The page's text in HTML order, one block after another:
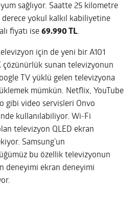
sağlıyor. Saatte 25 kilometre
derece yokul kalkıl kabiliyetine
fiyatı ise69.990 TL.
için de yeni bir A101
çözünürlük sunan televizyonun
TV yüklü gelen televizyona
mümkün. Netflix, YouTube
gibi video servisleri Onvo
kullanılabiliyor. Wi-Fi
televizyon QLED ekran
Samsung’un
bu özellik televizyonun
deneyimi ekran deneyimi